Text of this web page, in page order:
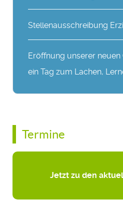
Stellenausschreibung
Eröffnung unserer neuen
ein Tag zum Lachen,
Termine
Jetzt zu den